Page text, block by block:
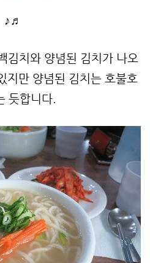
♪♬
김치와 양념된 김치가 나오
지만 양념된 김치는 호불호
듯합니다.